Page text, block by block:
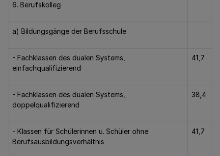
6. Berufskolleg
a) Bildungsgänge der Berufsschule
- Fachklassen des dualen Systems,
einfachqualifizierend
41,7
- Fachklassen des dualen Systems,
doppelqualifizierend
38,4
- Klassen für Schülerinnen u. Schüler ohne
Berufsausbildungsverhältnis
41,7